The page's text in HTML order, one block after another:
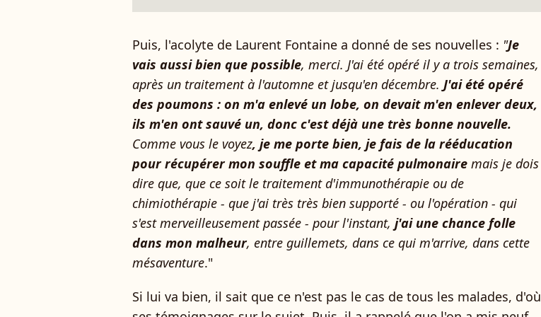
Puis, l'acolyte de Laurent Fontaine a donné de ses nouvelles : "Je
vais aussi bien que possible, merci. J'ai été opéré il y a trois semaines,
après un traitement à l'automne et jusqu'en décembre. J'ai été opéré
des poumons : on m'a enlevé un lobe, on devait m'en enlever deux,
ils m'en ont sauvé un, donc c'est déjà une très bonne nouvelle.
Comme vous le voyez, je me porte bien, je fais de la rééducation
pour récupérer mon souffle et ma capacité pulmonaire mais je dois
dire que, que ce soit le traitement d'immunothérapie ou de
chimiothérapie - que j'ai très très bien supporté - ou l'opération - qui
s'est merveilleusement passée - pour l'instant, j'ai une chance folle
dans mon malheur, entre guillemets, dans ce qui m'arrive, dans cette
mésaventure."
Si lui va bien, il sait que ce n'est pas le cas de tous les malades, d'où